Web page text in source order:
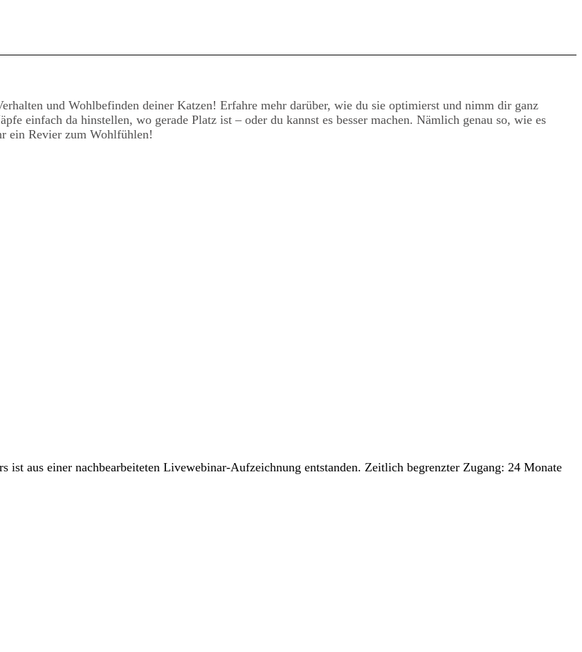
und Wohlbefinden deiner Katzen! Erfahre mehr darüber, wie du sie optimierst und nimm dir ganz
einfach da hinstellen, wo gerade Platz ist – oder du kannst es besser machen. Nämlich genau so, wie es
ein Revier zum Wohlfühlen!
aus einer nachbearbeiteten Livewebinar-Aufzeichnung entstanden. Zeitlich begrenzter Zugang: 24 Monate